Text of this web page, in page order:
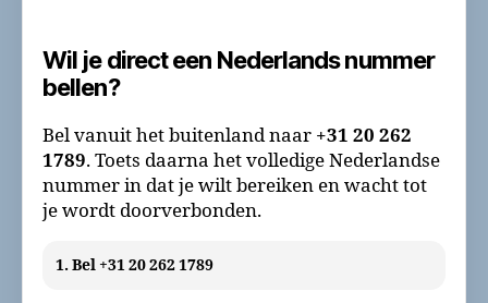
Wil je direct een Nederlands nummer
bellen?
Bel vanuit het buitenland naar +31 20 262
1789. Toets daarna het volledige Nederlandse
nummer in dat je wilt bereiken en wacht tot
je wordt doorverbonden.
1. Bel +31 20 262 1789